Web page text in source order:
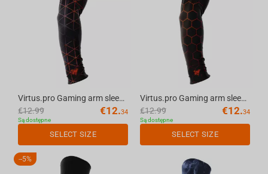
Virtus.pro Gaming arm sleeve "Delta", L
€12.99 €12.34
Są dostępne
SELECT SIZE
Virtus.pro Gaming arm sleeve "Combs", L
€12.99 €12.34
Są dostępne
SELECT SIZE
- 5%